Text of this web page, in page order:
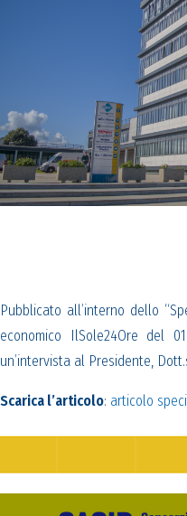
Pubblicato all’interno dello
economico IlSole24Ore del
un’intervista al Presidente,
Scarica l’articolo: articolo